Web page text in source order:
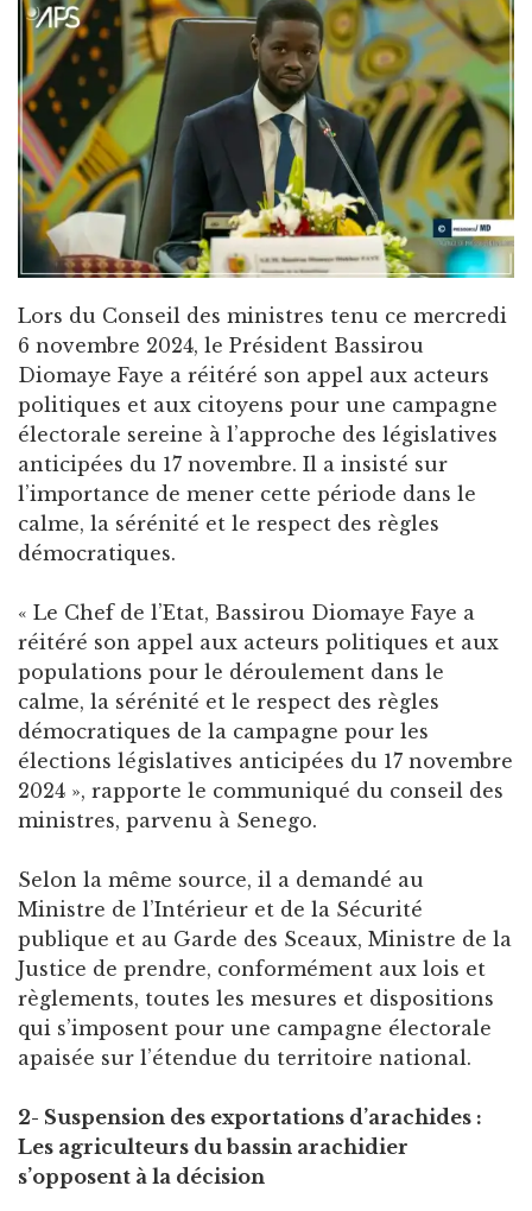
Lors du Conseil des ministres tenu ce mercredi
6 novembre 2024, le Président Bassirou
Diomaye Faye a réitéré son appel aux acteurs
politiques et aux citoyens pour une campagne
électorale sereine à l’approche des législatives
anticipées du 17 novembre. Il a insisté sur
l’importance de mener cette période dans le
calme, la sérénité et le respect des règles
démocratiques.
« Le Chef de l’Etat, Bassirou Diomaye Faye a
réitéré son appel aux acteurs politiques et aux
populations pour le déroulement dans le
calme, la sérénité et le respect des règles
démocratiques de la campagne pour les
élections législatives anticipées du 17 novembre
2024 », rapporte le communiqué du conseil des
ministres, parvenu à Senego.
Selon la même source, il a demandé au
Ministre de l’Intérieur et de la Sécurité
publique et au Garde des Sceaux, Ministre de la
Justice de prendre, conformément aux lois et
règlements, toutes les mesures et dispositions
qui s’imposent pour une campagne électorale
apaisée sur l’étendue du territoire national.
2- Suspension des exportations d’arachides :
Les agriculteurs du bassin arachidier
s’opposent à la décision